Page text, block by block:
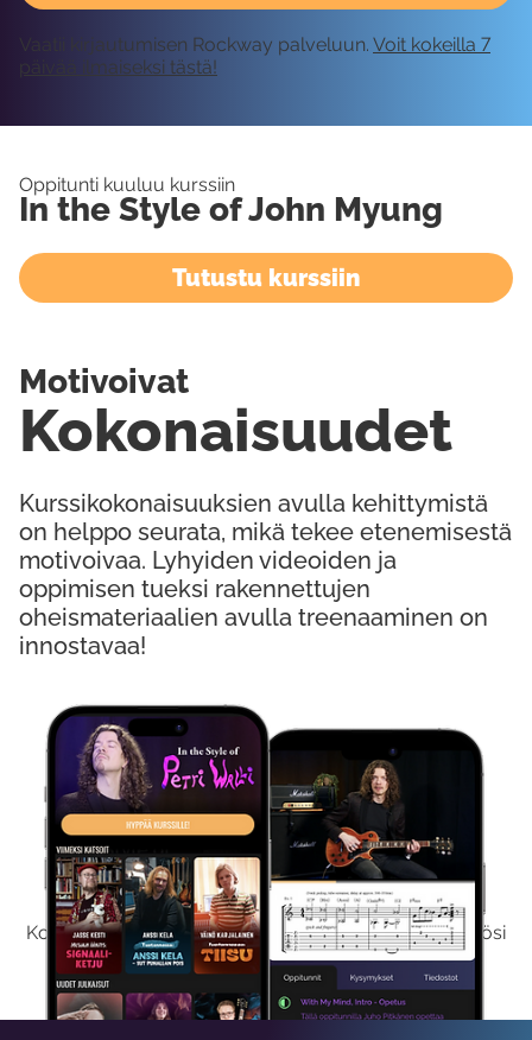
Kokeile Ilmaiseksi
Kokeilemalla ilmaiseksi saat koko sisältömme käyttöösi
viikon ajaksi.
Vaatii kirjautumisen Rockway palveluun. Voit kokeilla 7
päivää ilmaiseksi tästä!
Oppitunti kuuluu kurssiin
In the Style of John Myung
Tutustu kurssiin
Kurssikokonaisuuksien avulla kehittymistä
on helppo seurata, mikä tekee etenemisestä
motivoivaa. Lyhyiden videoiden ja
oppimisen tueksi rakennettujen
oheismateriaalien avulla treenaaminen on
innostavaa!
Kokonaisuudet
Motivoivat